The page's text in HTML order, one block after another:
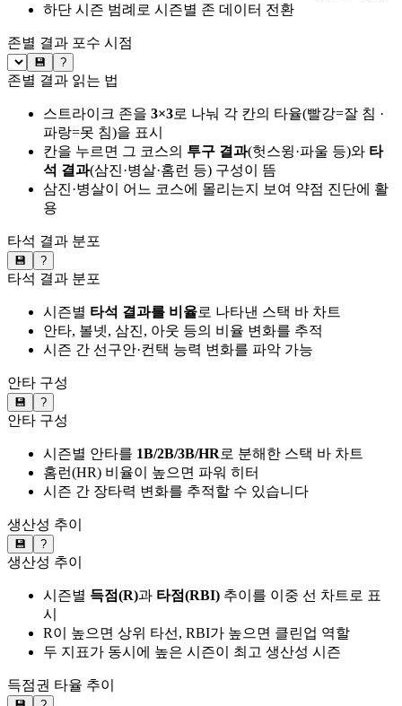
하단 시즌 범례로 시즌별 존 데이터 전환
존별 결과 포수 시점
💾 ?
존별 결과 읽는 법
스트라이크 존을 3×3로 나눠 각 칸의 타율(빨강=잘 침 ·
파랑=못 침)을 표시
칸을 누르면 그 코스의 투구 결과(헛스윙·파울 등)와 타
석 결과(삼진·병살·홈런 등) 구성이 뜸
삼진·병살이 어느 코스에 몰리는지 보여 약점 진단에 활
용
타석 결과 분포
💾 ?
타석 결과 분포
시즌별 타석 결과를 비율로 나타낸 스택 바 차트
안타, 볼넷, 삼진, 아웃 등의 비율 변화를 추적
시즌 간 선구안·컨택 능력 변화를 파악 가능
안타 구성
💾 ?
안타 구성
시즌별 안타를 1B/2B/3B/HR로 분해한 스택 바 차트
홈런(HR) 비율이 높으면 파워 히터
시즌 간 장타력 변화를 추적할 수 있습니다
생산성 추이
💾 ?
생산성 추이
시즌별 득점(R)과 타점(RBI) 추이를 이중 선 차트로 표
시
R이 높으면 상위 타선, RBI가 높으면 클린업 역할
두 지표가 동시에 높은 시즌이 최고 생산성 시즌
득점권 타율 추이